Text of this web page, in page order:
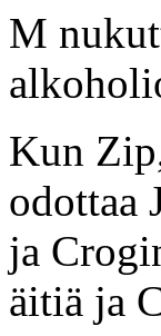
M
Kun
odottaa
ja
äitiä ja